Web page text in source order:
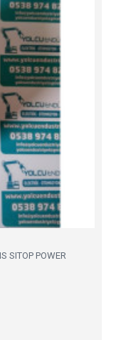
SITOP POWER